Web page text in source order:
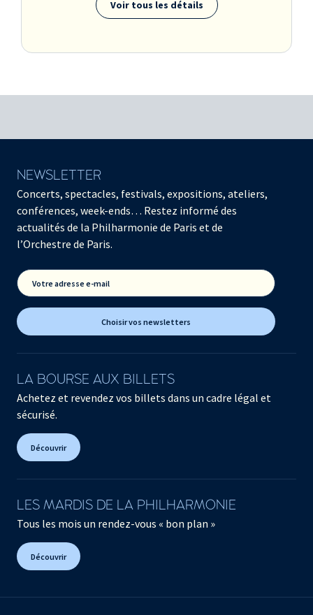
Voir tous les détails
NEWSLETTER
Concerts, spectacles, festivals, expositions, ateliers,
conférences, week-ends… Restez informé des
actualités de la Philharmonie de Paris et de
l’Orchestre de Paris.
Votre adresse e-mail
Choisir vos newsletters
LA BOURSE AUX BILLETS
Achetez et revendez vos billets dans un cadre légal et
sécurisé.
Découvrir
LES MARDIS DE LA PHILHARMONIE
Tous les mois un rendez-vous « bon plan »
Découvrir